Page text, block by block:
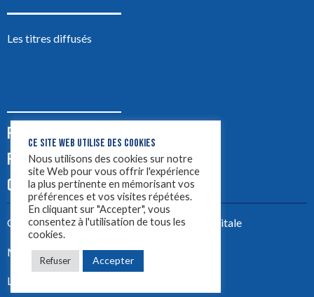
Les titres diffusés
PODCASTS
PUB
CONTACT
Créez votre site avecYellowtie – Agence Digitale
Mentions légales
LYON 1ère 2023 ©
CE SITE WEB UTILISE DES COOKIES
Nous utilisons des cookies sur notre
site Web pour vous offrir l'expérience
la plus pertinente en mémorisant vos
préférences et vos visites répétées.
En cliquant sur "Accepter", vous
consentez à l'utilisation de tous les
cookies.
Refuser Accepter